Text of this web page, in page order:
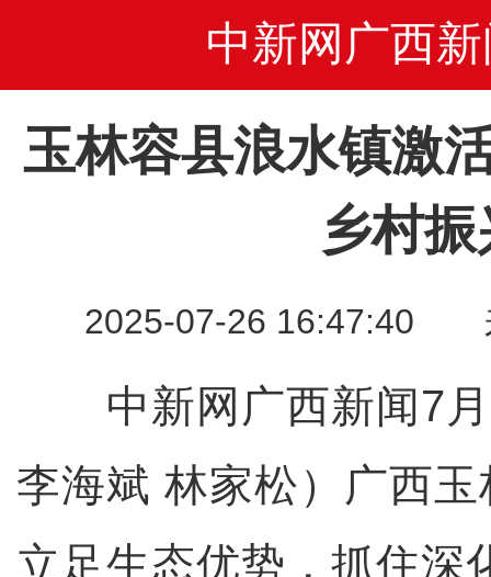
中新网广西新
玉林容县浪水镇激
乡村振
2025-07-26 16:47:40
中新网广西新闻7月
李海斌 林家松）广西
立足生态优势，抓住深